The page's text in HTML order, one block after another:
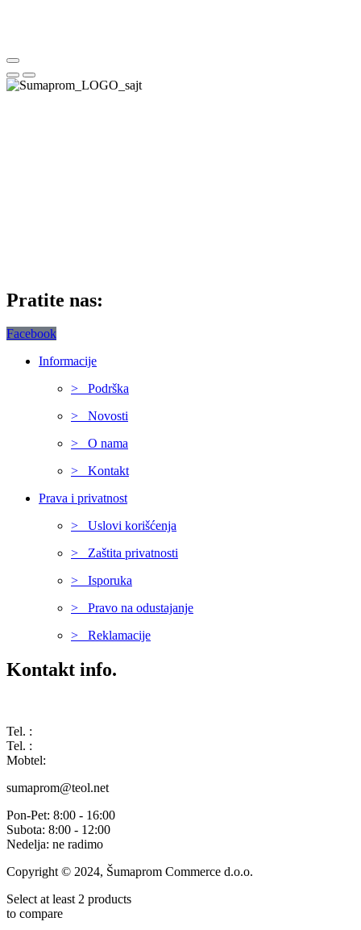
Pratite nas:
Facebook
Informacije
> Podrška
> Novosti
> O nama
> Kontakt
Prava i privatnost
> Uslovi korišćenja
> Zaštita privatnosti
> Isporuka
> Pravo na odustajanje
> Reklamacije
Kontakt info.
Tel. :
Tel. :
Mobtel:
sumaprom@teol.net
Pon-Pet: 8:00 - 16:00
Subota: 8:00 - 12:00
Nedelja: ne radimo
Copyright © 2024, Šumaprom Commerce d.o.o.
Select at least 2 products
to compare